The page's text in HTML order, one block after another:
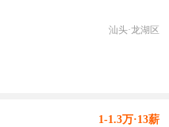
汕头·龙湖区
1-1.3万·13薪